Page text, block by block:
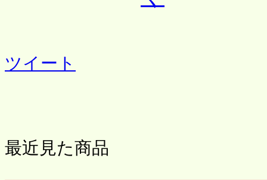
ツイート
最近見た商品